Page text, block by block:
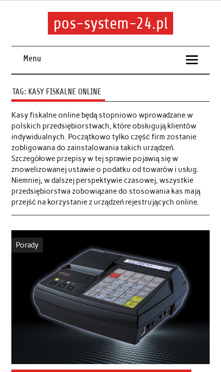
pos-system-24.pl
Menu
TAG: KASY FISKALNE ONLINE
Kasy fiskalne online będą stopniowo wprowadzane w
polskich przedsiębiorstwach, które obsługują klientów
indywidualnych. Początkowo tylko część firm zostanie
zobligowana do zainstalowania takich urządzeń.
Szczegółowe przepisy w tej sprawie pojawią się w
znowelizowanej ustawie o podatku od towarów i usług.
Niemniej, w dalszej perspektywie czasowej, wszystkie
przedsiębiorstwa zobowiązane do stosowania kas mają
przejść na korzystanie z urządzeń rejestrujących online.
Porady